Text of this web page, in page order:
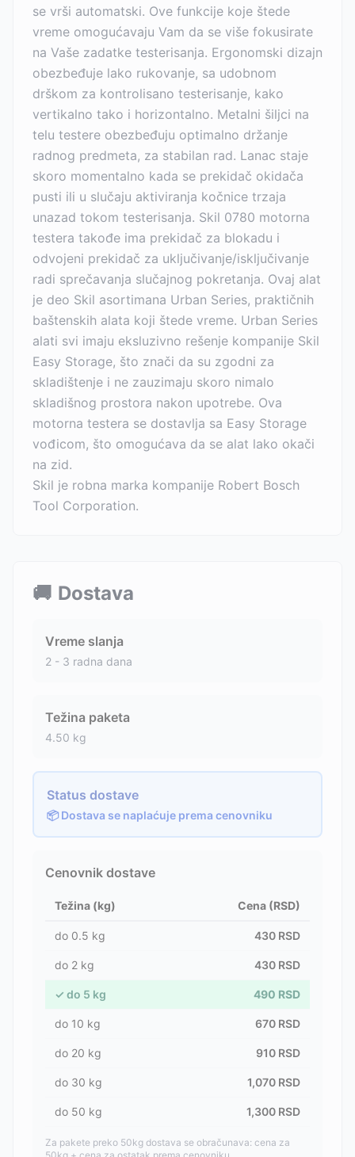
se vrši automatski. Ove funkcije koje štede
vreme omogućavaju Vam da se više fokusirate
na Vaše zadatke testerisanja. Ergonomski dizajn
obezbeđuje lako rukovanje, sa udobnom
drškom za kontrolisano testerisanje, kako
vertikalno tako i horizontalno. Metalni šiljci na
telu testere obezbeđuju optimalno držanje
radnog predmeta, za stabilan rad. Lanac staje
skoro momentalno kada se prekidač okidača
pusti ili u slučaju aktiviranja kočnice trzaja
unazad tokom testerisanja. Skil 0780 motorna
testera takođe ima prekidač za blokadu i
odvojeni prekidač za uključivanje/isključivanje
radi sprečavanja slučajnog pokretanja. Ovaj alat
je deo Skil asortimana Urban Series, praktičnih
baštenskih alata koji štede vreme. Urban Series
alati svi imaju eksluzivno rešenje kompanije Skil
Easy Storage, što znači da su zgodni za
skladištenje i ne zauzimaju skoro nimalo
skladišnog prostora nakon upotrebe. Ova
motorna testera se dostavlja sa Easy Storage
vođicom, što omogućava da se alat lako okači
na zid.
Skil je robna marka kompanije Robert Bosch
Tool Corporation.
🚚 Dostava
Vreme slanja
2 - 3 radna dana
Težina paketa
4.50 kg
Status dostave
📦 Dostava se naplaćuje prema cenovniku
Cenovnik dostave
Težina (kg) Cena (RSD)
do 0.5 kg 430 RSD
do 2 kg 430 RSD
✓ do 5 kg 490 RSD
do 10 kg 670 RSD
do 20 kg 910 RSD
do 30 kg 1,070 RSD
do 50 kg 1,300 RSD
Za pakete preko 50kg dostava se obračunava: cena za